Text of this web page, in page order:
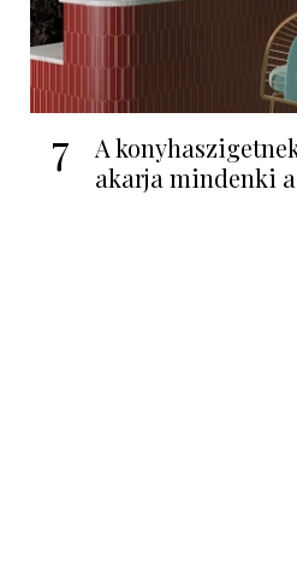
7
A
akarja mindenki